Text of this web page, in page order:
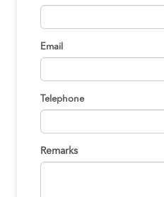
Email
Telephone
Remarks